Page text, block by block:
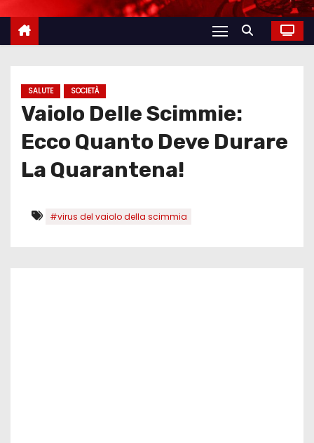
SALUTE SOCIETÀ
Vaiolo Delle Scimmie:
Ecco Quanto Deve Durare
La Quarantena!
#virus del vaiolo della scimmia